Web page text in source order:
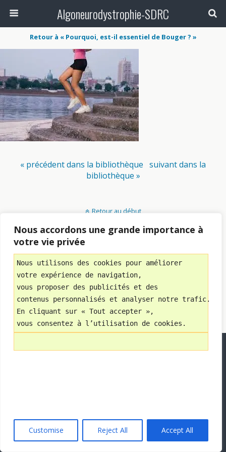
Nous accordons une grande importance à
votre vie privée
Nous utilisons des cookies pour améliorer
votre expérience de navigation,
vous proposer des publicités et des
contenus personnalisés et analyser notre trafic.
En cliquant sur « Tout accepter »,
vous consentez à l’utilisation de cookies.
Customise Reject All Accept All
Algoneurodystrophie-SDRC
Retour à « Pourquoi, est-il essentiel de Bouger ? »
« précédent dans la bibliothèque suivant dans la
bibliothèque »
Retour au début
Mobile Bureau
Avec
WPtouch Mobile Suite for WordPress